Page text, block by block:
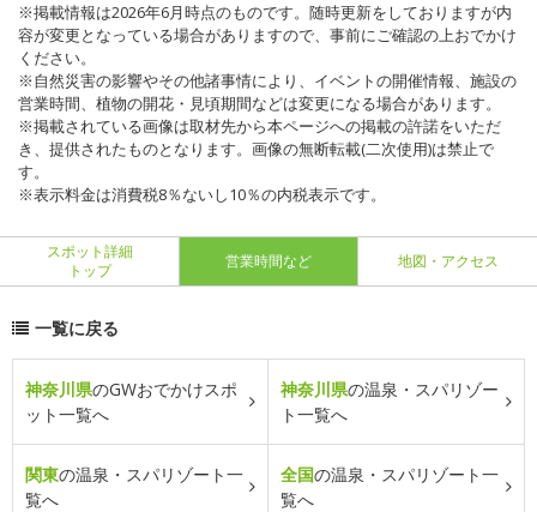
※掲載情報は2026年6月時点のものです。随時更新をしておりますが内
容が変更となっている場合がありますので、事前にご確認の上おでかけ
ください。
※自然災害の影響やその他諸事情により、イベントの開催情報、施設の
営業時間、植物の開花・見頃期間などは変更になる場合があります。
※掲載されている画像は取材先から本ページへの掲載の許諾をいただ
き、提供されたものとなります。画像の無断転載(二次使用)は禁止で
す。
※表示料金は消費税8％ないし10％の内税表示です。
スポット詳細
トップ
営業時間など 地図・アクセス
一覧に戻る
神奈川県のGWおでかけスポ
ット一覧へ
神奈川県の温泉・スパリゾー
ト一覧へ
関東の温泉・スパリゾート一
覧へ
全国の温泉・スパリゾート一
覧へ